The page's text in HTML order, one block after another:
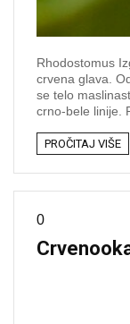
Rhodostomus
crvena glava.
se telo
crno-bele linije.
PROČITAJ VIŠE
0